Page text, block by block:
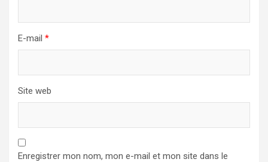
E-mail *
Site web
Enregistrer mon nom, mon e-mail et mon site dans le